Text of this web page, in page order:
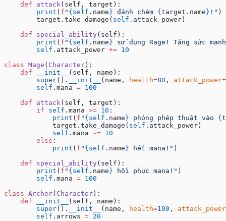
    def
attack(self, target):
        print
( f " {self .name } đánh chém { target.name } !" )
        target.take_damage(
self .attack_power)
    def
special_ability(self):
        print
( f " {self .name } sử dụng Rage! Tăng sức
        self
.attack_power += 10
class Mage ( Character ):
    def
__init__
(self, name):
        super
(). __init__ (name, health=80 , attack_power=
        self
.mana = 100
    def
attack(self, target):
        if
self .mana >= 10 :
            print
( f " {self .name } phóng phép thuật vào {
            target.take_damage(
self .attack_power)
            self
.mana -= 10
        else
:
            print
( f " {self .name } hết mana!" )
    def
special_ability(self):
        print
( f " {self .name } hồi phục mana!" )
        self
.mana = 100
class Archer( Character ):
    def
__init__
(self, name):
        super
(). __init__ (name, health=100 , attack_power
        self
.arrows = 20